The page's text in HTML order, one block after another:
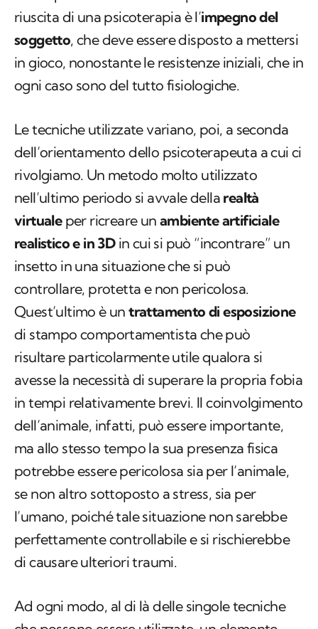
riuscita di una psicoterapia è l’impegno del
soggetto, che deve essere disposto a mettersi
in gioco, nonostante le resistenze iniziali, che in
ogni caso sono del tutto fisiologiche.
Le tecniche utilizzate variano, poi, a seconda
dell’orientamento dello psicoterapeuta a cui ci
rivolgiamo. Un metodo molto utilizzato
nell’ultimo periodo si avvale della realtà
virtualeper ricreare unambiente artificiale
realistico e in 3Din cui si può “incontrare” un
insetto in una situazione che si può
controllare, protetta e non pericolosa.
Quest’ultimo è untrattamento di esposizione
di stampo comportamentista che può
risultare particolarmente utile qualora si
avesse la necessità di superare la propria fobia
in tempi relativamente brevi. Il coinvolgimento
dell’animale, infatti, può essere importante,
ma allo stesso tempo la sua presenza fisica
potrebbe essere pericolosa sia per l’animale,
se non altro sottoposto a stress, sia per
l’umano, poiché tale situazione non sarebbe
perfettamente controllabile e si rischierebbe
di causare ulteriori traumi.
Ad ogni modo, al di là delle singole tecniche